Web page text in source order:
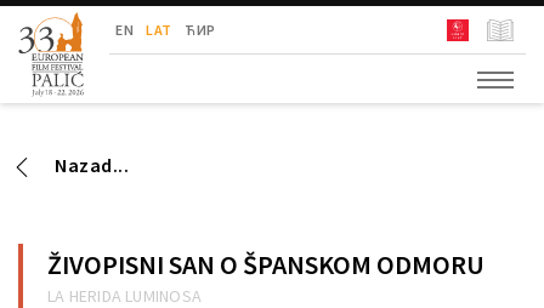
EN LAT ЋИР
Nazad...
ŽIVOPISNI SAN O ŠPANSKOM ODMORU
LA HERIDA LUMINOSA